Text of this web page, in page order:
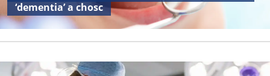
‘dementia’ a chosc